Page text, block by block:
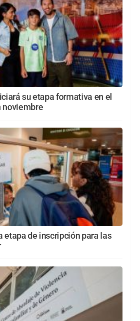
su etapa formativa en el
noviembre
etapa de inscripción para las